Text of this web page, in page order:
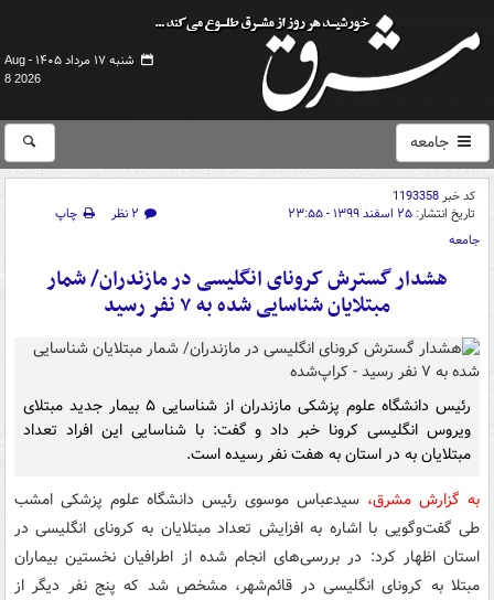
شنبه ۱۷ مرداد ۱۴۰۵ -
Aug
8 2026
جامعه
کد خبر1193358
تاریخ انتشار: ۲۵ اسفند ۱۳۹۹ - ۲۳:۵۵ ۲ نظر
چاپ
جامعه
هشدار گسترش کرونای انگلیسی در مازندران/ شمار
مبتلایان شناسایی شده به ۷ نفر رسید
رئیس دانشگاه علوم پزشکی مازندران از شناسایی ۵ بیمار جدید مبتلای
ویروس انگلیسی کرونا خبر داد و گفت: با شناسایی این افراد تعداد
مبتلایان به در استان به هفت نفر رسیده است.
به گزارش مشرق، سیدعباس موسوی رئیس دانشگاه علوم پزشکی امشب
طی گفت‌وگویی با اشاره به افزایش تعداد مبتلایان به کرونای انگلیسی در
استان اظهار کرد: در بررسی‌های انجام شده از اطرافیان نخستین بیماران
مبتلا به کرونای انگلیسی در قائم‌شهر، مشخص شد که پنج نفر دیگر از